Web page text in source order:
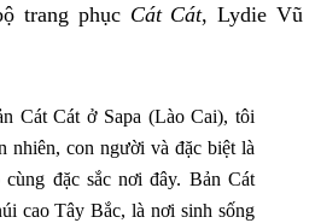
trang phục Cát Cát, Lydie Vũ
Cát Cát ở Sapa (Lào Cai), tôi
nhiên, con người và đặc biệt là
đặc sắc nơi đây. Bản Cát
cao Tây Bắc, là nơi sinh sống